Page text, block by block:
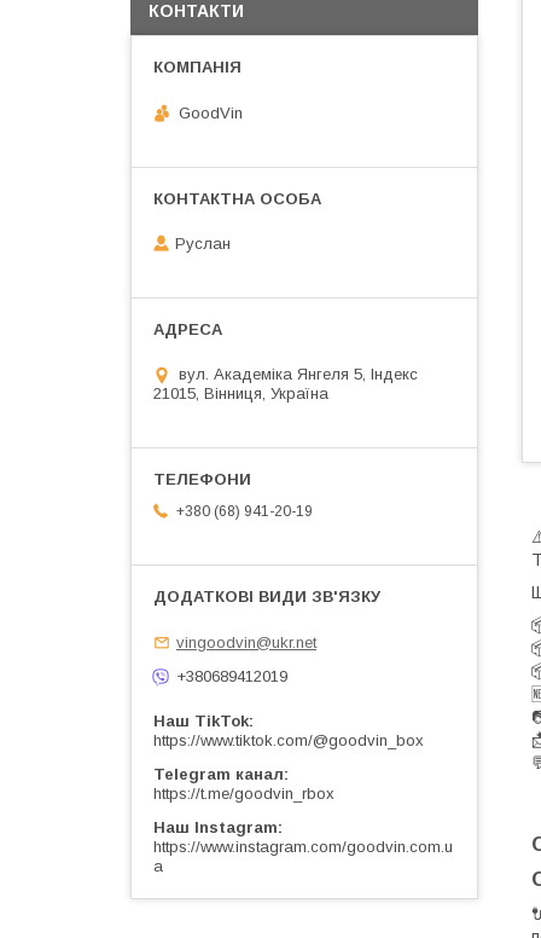
КОНТАКТИ
GoodVin
Руслан
вул. Академіка Янгеля 5, Індекс
21015, Вінниця, Україна
+380 (68) 941-20-19
vingoodvin@ukr.net
+380689412019
Наш TikTok
https://www.tiktok.com/@goodvin_box
Telegram канал
https://t.me/goodvin_rbox
Наш Instagram
https://www.instagram.com/goodvin.com.u
a